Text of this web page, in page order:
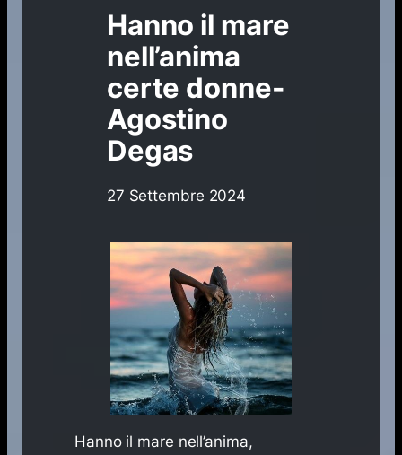
Hanno il mare
nell’anima
certe donne-
Agostino
Degas
27 Settembre 2024
Hanno il mare nell’anima,